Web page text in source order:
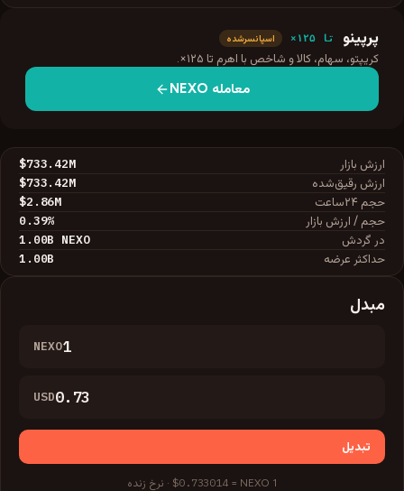
پرپینو تا ۱۲۵× اسپانسرشده
کریپتو، سهام، کالا و شاخص با اهرم تا ۱۲۵×.
معامله NEXO
ارزش بازار $733.42M
ارزش رقیق‌شده $733.42M
حجم ۲۴ساعت $2.86M
حجم / ارزش بازار 0.39%
در گردش 1.00B NEXO
حداکثر عرضه 1.00B
مبدل
NEXO
USD
تبدیل
1
NEXO
=
$0.733014
· نرخ زنده